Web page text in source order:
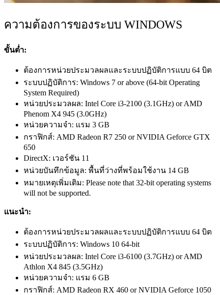
ความต้องการของระบบ WINDOWS
ขั้นต่ำ:
ต้องการหน่วยประมวลผลและระบบปฏิบัติการแบบ 64 บิต
ระบบปฏิบัติการ: Windows 7 or above (64-bit Operating
System Required)
หน่วยประมวลผล: Intel Core i3-2100 (3.1GHz) or AMD
Phenom X4 945 (3.0GHz)
หน่วยความจำ: แรม 3 GB
กราฟิกส์: AMD Radeon R7 250 or NVIDIA Geforce GTX
650
DirectX: เวอร์ชัน 11
หน่วยบันทึกข้อมูล: พื้นที่ว่างที่พร้อมใช้งาน 14 GB
หมายเหตุเพิ่มเติม: Please note that 32-bit operating systems
will not be supported.
แนะนำ:
ต้องการหน่วยประมวลผลและระบบปฏิบัติการแบบ 64 บิต
ระบบปฏิบัติการ: Windows 10 64-bit
หน่วยประมวลผล: Intel Core i3-6100 (3.7GHz) or AMD
Athlon X4 845 (3.5GHz)
หน่วยความจำ: แรม 6 GB
กราฟิกส์: AMD Radeon RX 460 or NVIDIA Geforce 1050